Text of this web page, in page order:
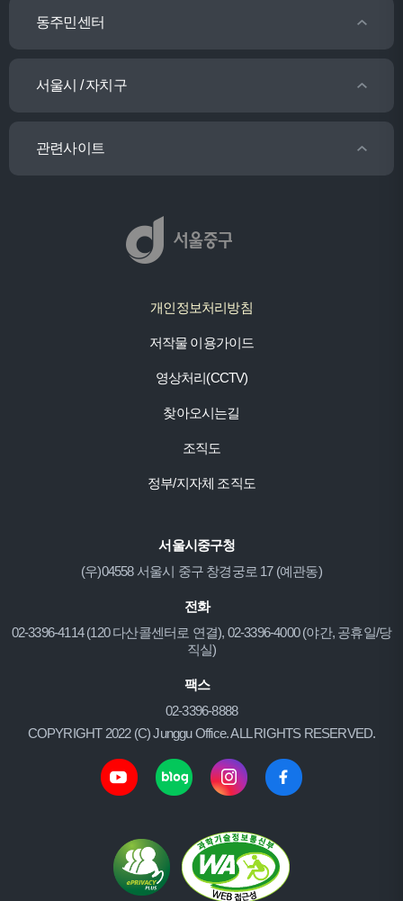
동주민센터
서울시 / 자치구
관련사이트
개인정보처리방침
저작물 이용가이드
영상처리(CCTV)
찾아오시는길
조직도
정부/지자체 조직도
서울시중구청
(우)04558 서울시 중구 창경궁로 17 (예관동)
전화
02-3396-4114 (120 다산콜센터로 연결), 02-3396-4000 (야간, 공휴일/당
직실)
팩스
02-3396-8888
COPYRIGHT 2022 (C) Junggu Office. ALL RIGHTS RESERVED.